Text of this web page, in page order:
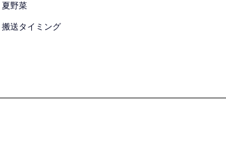
夏野菜
搬送タイミング